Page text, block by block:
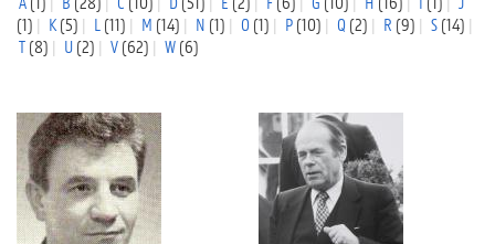
(1)
K(5) L (11) M (14) N (1) O(1) P(10) Q(2) R (9) S(14)
T(8) U(2) V(62) W(6)